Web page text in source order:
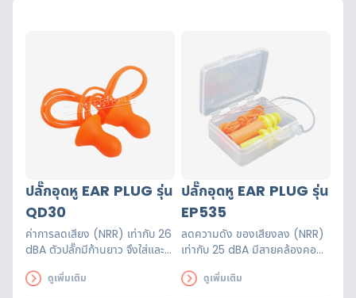
ปลั๊กอุดหู EAR PLUG รุ่น
QD30
ค่าการลดเสียง (NRR) เท่ากับ 26
dBA ตัวปลั๊กมีก้านยาว จึงใส่และ
ดูเพิ่มเติม
ปลั๊กอุดหู EAR PLUG รุ่น
EP535
ลดความดัง ของเสียงลง (NRR)
เท่ากับ 25 dBA มีสายคล้องคอพีวี
ดูเพิ่มเติม